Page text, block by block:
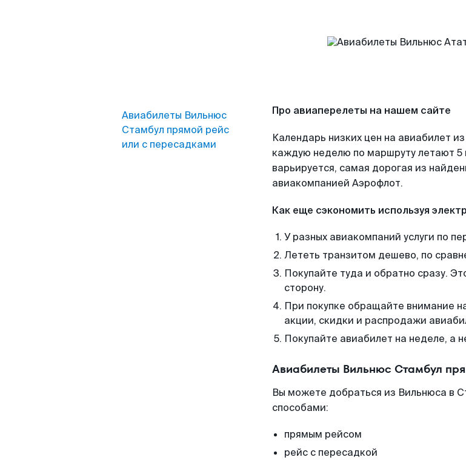
Авиабилеты Вильнюс
Стамбул прямой рейс
или с пересадками
Про авиаперелеты на нашем сайте
Календарь низких цен на авиабилет
каждую неделю по маршруту летают 5
варьируется, самая дорогая из
авиакомпанией Аэрофлот.
Как еще сэкономить используя
У разных авиакомпаний услуги по
Лететь транзитом дешево, по
Покупайте туда и обратно сразу.
сторону.
При покупке обращайте внимание
акции, скидки и распродажи
Покупайте авиабилет на неделе, а
Авиабилеты Вильнюс Стамбул
Вы можете добраться из Вильнюса в
способами:
прямым рейсом
рейс с пересадкой